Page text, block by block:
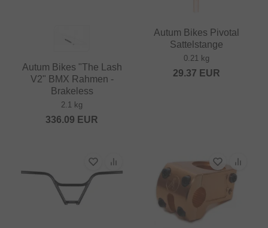
Autum Bikes "The Lash
V2" BMX Rahmen -
Brakeless
2.1 kg
336.09 EUR
Autum Bikes Pivotal
Sattelstange
0.21 kg
29.37 EUR